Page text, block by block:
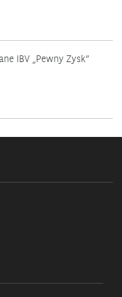
IBV „Pewny Zysk”